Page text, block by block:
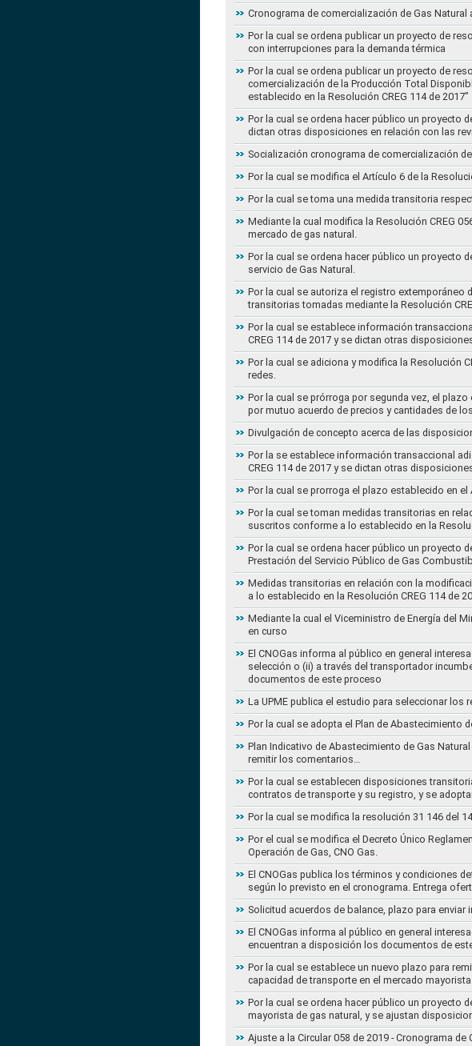
Cronograma de comercialización de Gas Natural
Por la cual se ordena publicar un proyecto de
con interrupciones para la demanda térmica
Por la cual se ordena publicar un proyecto de
comercialización de la Producción Total
establecido en la Resolución CREG 114 de 2017”
Por la cual se ordena hacer público un proyecto
dictan otras disposiciones en relación con las
Socialización cronograma de comercialización
Por la cual se modifica el Artículo 6 de la
Por la cual se toma una medida transitoria
Mediante la cual modifica la Resolución CREG
mercado de gas natural.
Por la cual se ordena hacer público un proyecto
servicio de Gas Natural.
Por la cual se autoriza el registro
transitorias tomadas mediante la Resolución
Por la cual se establece información
CREG 114 de 2017 y se dictan otras
Por la cual se adiciona y modifica la Resolución
redes.
Por la cual se prórroga por segunda vez, el
por mutuo acuerdo de precios y cantidades de
Divulgación de concepto acerca de las
Por la se establece información transaccional
CREG 114 de 2017 y se dictan otras
Por la cual se prorroga el plazo establecido en el
Por la cual se toman medidas transitorias en
suscritos conforme a lo establecido en la
Por la cual se ordena hacer público un proyecto
Prestación del Servicio Público de Gas
Medidas transitorias en relación con la
a lo establecido en la Resolución CREG 114 de
Mediante la cual el Viceministro de Energía del
en curso
El CNOGas informa al público en general
selección o (ii) a través del transportador
documentos de este proceso
La UPME publica el estudio para seleccionar los
Por la cual se adopta el Plan de Abastecimiento
Plan Indicativo de Abastecimiento de Gas
remitir los comentarios…
Por la cual se establecen disposiciones
contratos de transporte y su registro, y se
Por la cual se modifica la resolución 31 146 del
Por el cual se modifica el Decreto Único
Operación de Gas, CNO Gas.
El CNOGas publica los términos y condiciones
según lo previsto en el cronograma. Entrega
Solicitud acuerdos de balance, plazo para
El CNOGas informa al público en general
encuentran a disposición los documentos de
Por la cual se establece un nuevo plazo para
capacidad de transporte en el mercado
Por la cual se ordena hacer público un proyecto
mayorista de gas natural, y se ajustan
Ajuste a la Circular 058 de 2019 - Cronograma